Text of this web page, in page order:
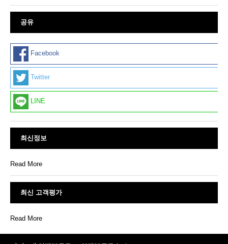
공유
Facebook
Twitter
LINE
최신정보
Read More
최신 고객평가
Read More